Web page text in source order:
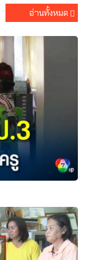
อ่านทั้งหมด